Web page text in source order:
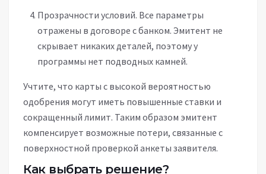
Прозрачности условий. Все параметры
отражены в договоре с банком. Эмитент не
скрывает никаких деталей, поэтому у
программы нет подводных камней.
Учтите, что карты с высокой вероятностью
одобрения могут иметь повышенные ставки и
сокращенный лимит. Таким образом эмитент
компенсирует возможные потери, связанные с
поверхностной проверкой анкеты заявителя.
Как выбрать решение?